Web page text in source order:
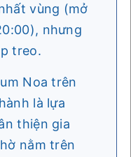
vùng (mở
nhưng
treo.
Noa trên
là lựa
thiện gia
nằm trên